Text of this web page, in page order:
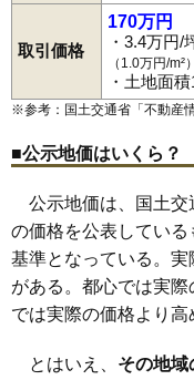
取引価格
170万円
・3.4万円/
（1.0万円/m²）
・土地面
※参考：国土交通省「不動産
■公示地価はいくら？
公示地価は、国土交
の価格を公表してい
基準となっている。
がある。都心では実
では実際の価格より高
とはいえ、 その地域
大町上杉川井
新田目 八幡岱新
三里
鷹ノ巣駅糠沢駅
阿仁前田温泉